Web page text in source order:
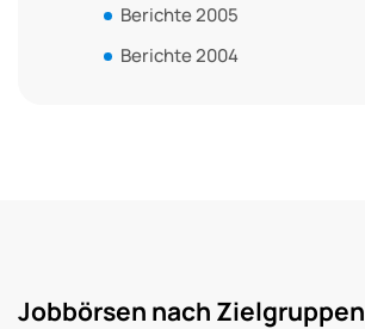
Berichte 2005
Berichte 2004
Jobbörsen nach Zielgruppen